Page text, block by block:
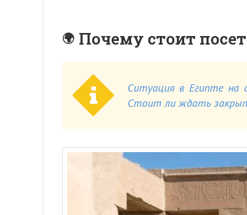
Почему стоит
Ситуация в Египте на
Стоит ли ждать